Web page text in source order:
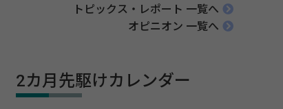
トピックス・レポート 一覧へ
オピニオン 一覧へ
2カ月先駆けカレンダー